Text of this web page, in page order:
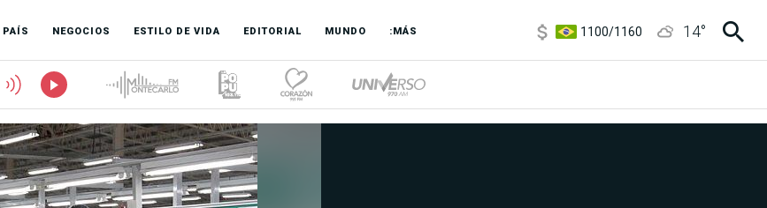
PAÍS NEGOCIOS ESTILO DE VIDA EDITORIAL MUNDO :MÁS
3,8/4
14°